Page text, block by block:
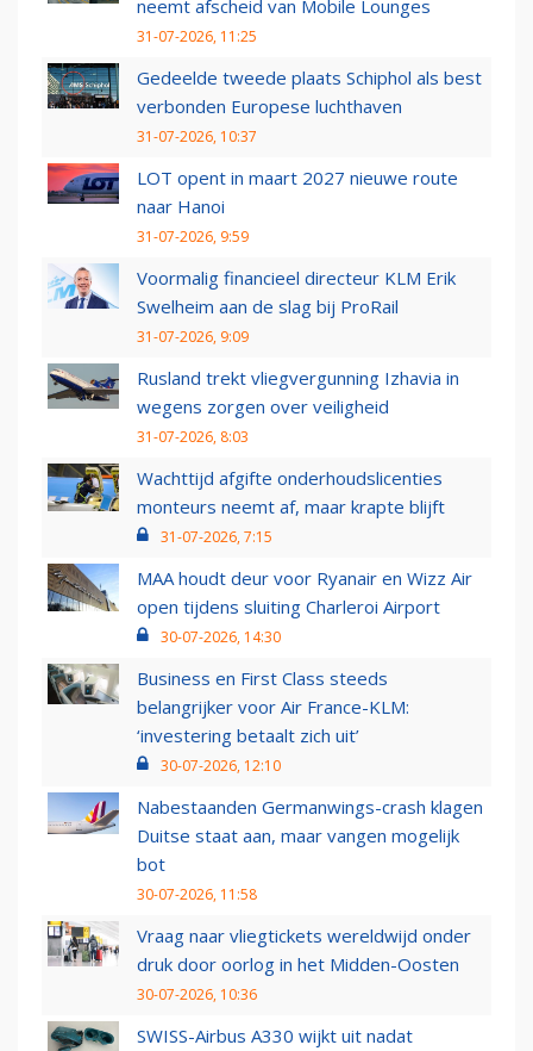
neemt afscheid van Mobile Lounges
31-07-2026, 11:25
Gedeelde tweede plaats Schiphol als best
verbonden Europese luchthaven
31-07-2026, 10:37
LOT opent in maart 2027 nieuwe route
naar Hanoi
31-07-2026, 9:59
Voormalig financieel directeur KLM Erik
Swelheim aan de slag bij ProRail
31-07-2026, 9:09
Rusland trekt vliegvergunning Izhavia in
wegens zorgen over veiligheid
31-07-2026, 8:03
Wachttijd afgifte onderhoudslicenties
monteurs neemt af, maar krapte blijft
31-07-2026, 7:15
MAA houdt deur voor Ryanair en Wizz Air
open tijdens sluiting Charleroi Airport
30-07-2026, 14:30
Business en First Class steeds
belangrijker voor Air France-KLM:
‘investering betaalt zich uit’
30-07-2026, 12:10
Nabestaanden Germanwings-crash klagen
Duitse staat aan, maar vangen mogelijk
bot
30-07-2026, 11:58
Vraag naar vliegtickets wereldwijd onder
druk door oorlog in het Midden-Oosten
30-07-2026, 10:36
SWISS-Airbus A330 wijkt uit nadat